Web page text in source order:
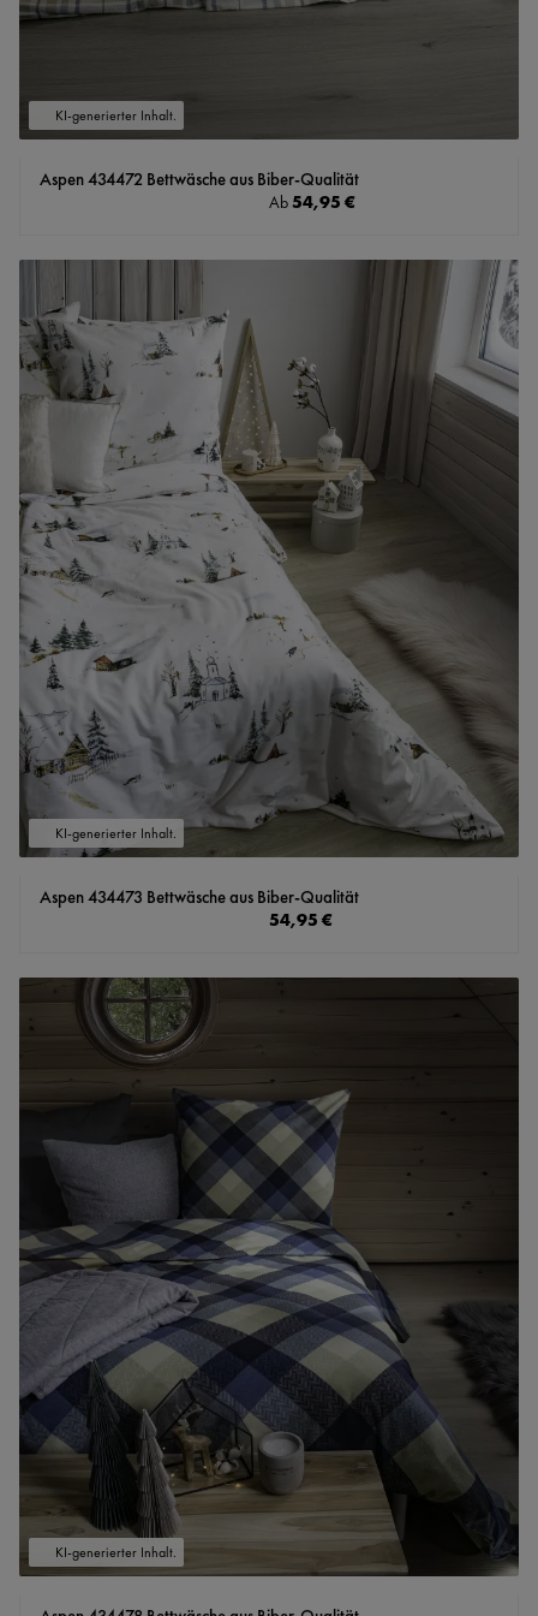
KI-generierter Inhalt.
Aspen 434472 Bettwäsche aus Biber-Qualität
Regulärer Preis:
Ab54,95 €
KI-generierter Inhalt.
Aspen 434473 Bettwäsche aus Biber-Qualität
Regulärer Preis:
54,95 €
KI-generierter Inhalt.